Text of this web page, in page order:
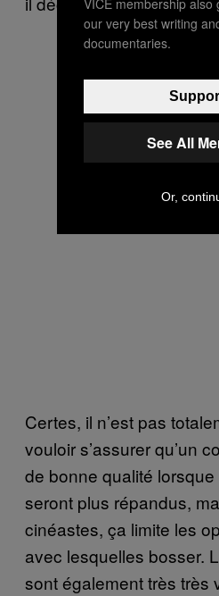
Certes, il n’est pas
vouloir s’assurer qu’un
de bonne qualité
seront plus répandus,
cinéastes, ça limite les
avec lesquelles bosser.
sont également très très
our very best writing
documentaries.
See All
Or,